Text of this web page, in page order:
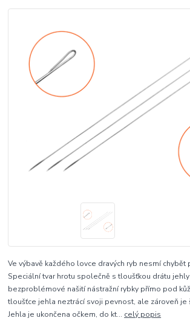
Ve výbavě každého lovce dravých ryb nesmí chybět
Speciální tvar hrotu společně s tloušťkou drátu
bezproblémové našití nástražní rybky přímo pod
tloušťce jehla neztrácí svoji pevnost, ale zároveň je
Jehla je ukončena očkem, do kt... celý popis